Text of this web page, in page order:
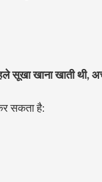
सूखा खाना खाती
सकता है: